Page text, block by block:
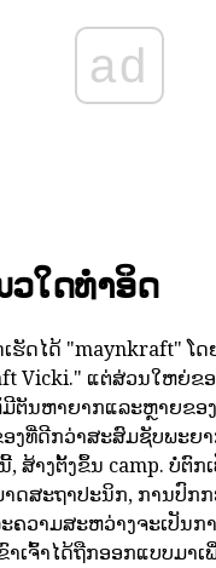
ad
ວໃດທໍາອິດ
ຮັດໄດ້ "maynkraft" ໂ
Vicki." ແຕ່ສ່ວນໃຫຍ່ຂ
ຕັນຫາຍາກແລະຫຼາຍຂອ
ງທີ່ດີກວ່າສະສົມຊັບພະຍ
, ສ້າງຕັ້ງຂຶ້ນ camp. ບໍ່ຕົ
ດສະຖາປະນິກ, ການປົກ
ຄວາມສະຫວ່າງຈະເປັນກ
າເຈົ້າໄດ້ຖືກອອກແບບມາເ